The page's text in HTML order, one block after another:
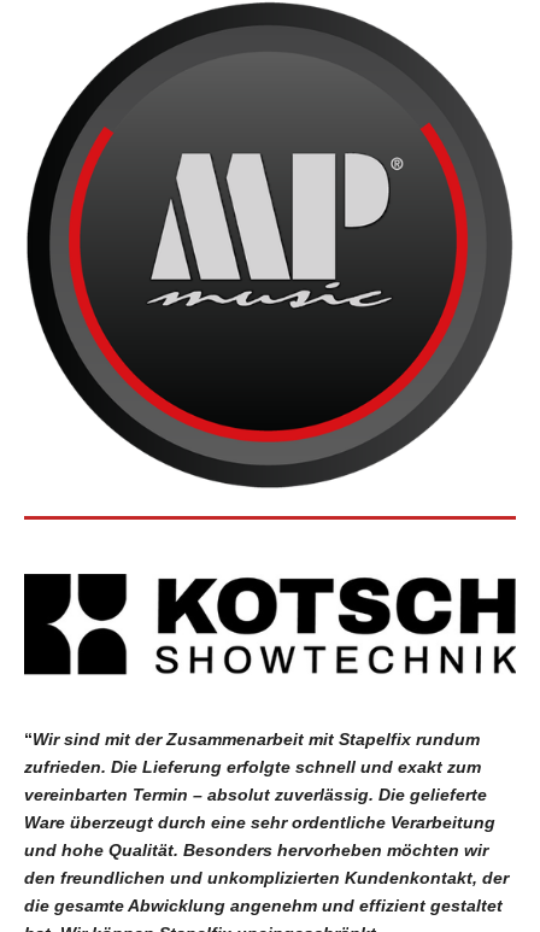
“Wir sind mit der Zusammenarbeit mit Stapelfix rundum
zufrieden. Die Lieferung erfolgte schnell und exakt zum
vereinbarten Termin – absolut zuverlässig. Die gelieferte
Ware überzeugt durch eine sehr ordentliche Verarbeitung
und hohe Qualität. Besonders hervorheben möchten wir
den freundlichen und unkomplizierten Kundenkontakt, der
die gesamte Abwicklung angenehm und effizient gestaltet